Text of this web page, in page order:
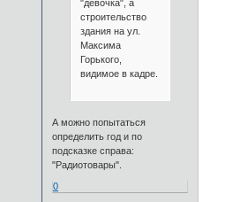
"девочка", а
строительство
здания на ул.
Максима
Горького,
видимое в кадре.
А можно попытаться
определить год и по
подсказке справа:
"Радиотовары".
0